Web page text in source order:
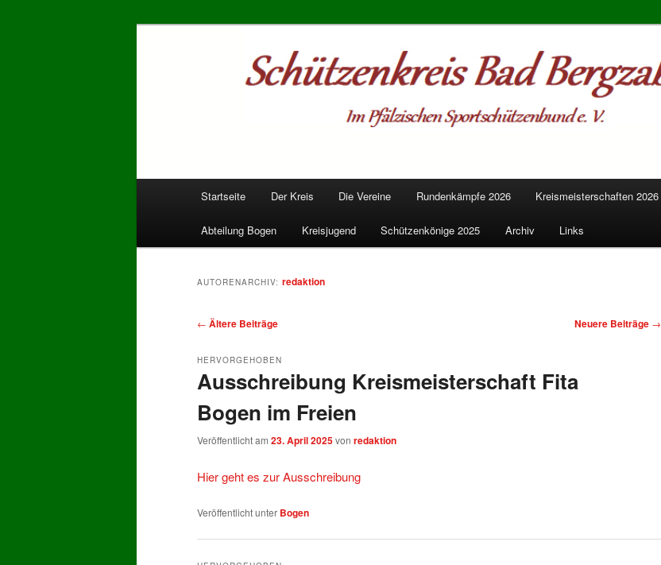
Schützenkreis Bad Bergzabern
Startseite Der Kreis Die Vereine Rundenkämpfe 2026 Kreismeisterschaften 2026
Abteilung Bogen Kreisjugend Schützenkönige 2025 Archiv Links
AUTORENARCHIV: redaktion
Beitragsnavigation
← Ältere Beiträge Neuere Beiträge →
Ausschreibung Kreismeisterschaft Fita
Bogen im Freien
HERVORGEHOBEN
Veröffentlicht am 23. April 2025von redaktion
Hier geht es zur Ausschreibung
Veröffentlicht unter Bogen